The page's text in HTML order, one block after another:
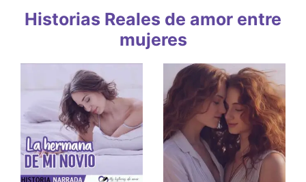
Historias Reales de amor entre
mujeres